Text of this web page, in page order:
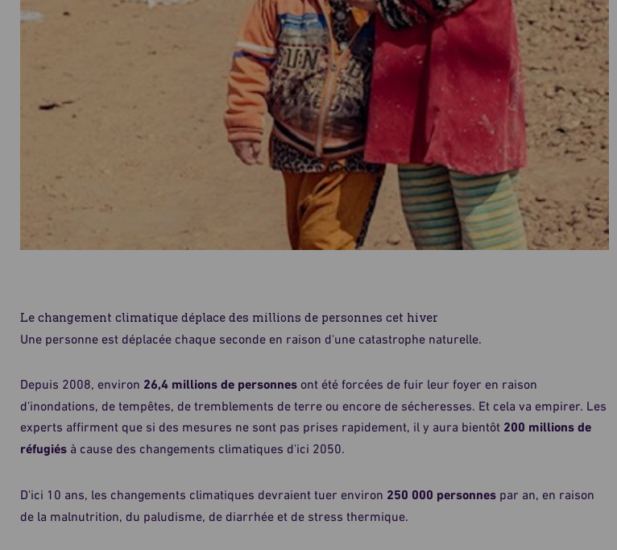
Le changement climatique déplace des millions de personnes cet hiver
Une personne est déplacée chaque seconde en raison d'une catastrophe naturelle.
Depuis 2008, environ 26,4 millions de personnes ont été forcées de fuir leur foyer en raison
d'inondations, de tempêtes, de tremblements de terre ou encore de sécheresses. Et cela va empirer. Les
experts affirment que si des mesures ne sont pas prises rapidement, il y aura bientôt 200 millions de
réfugiés à cause des changements climatiques d'ici 2050.
D'ici 10 ans, les changements climatiques devraient tuer environ 250 000 personnes par an, en raison
de la malnutrition, du paludisme, de diarrhée et de stress thermique.